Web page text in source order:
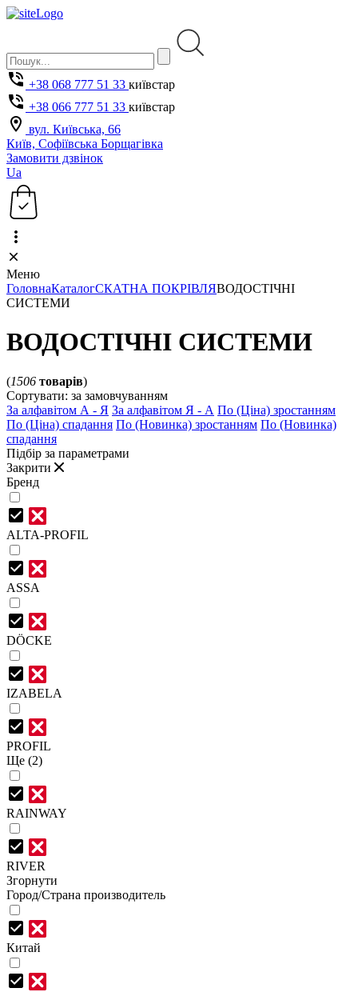
+38 068 777 51 33 київстар
+38 066 777 51 33 київстар
вул. Київська, 66
Київ, Софіївська Борщагівка
Замовити дзвінок
Ua
Меню
ГоловнаКаталогСКАТНА ПОКРІВЛЯВОДОСТІЧНІ
СИСТЕМИ
ВОДОСТІЧНІ СИСТЕМИ
(1506 товарів)
Сортувати: за замовчуванням
За алфавітом А - Я За алфавітом Я - А По (Ціна) зростанням
По (Ціна) спадання По (Новинка) зростанням По (Новинка)
спадання
Підбір за параметрами
Закрити
Бренд
ALTA-PROFIL
ASSA
DÖCKE
IZABELA
PROFIL
Ще (2)
RAINWAY
RIVER
Згорнути
Город/Страна производитель
Китай